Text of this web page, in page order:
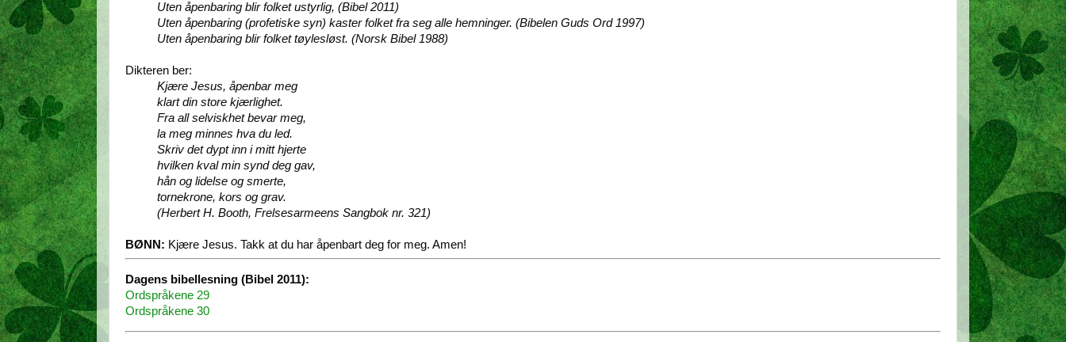
Uten åpenbaring blir folket ustyrlig, (Bibel 2011)
Uten åpenbaring (profetiske syn) kaster folket fra seg alle hemninger. (Bibelen Guds Ord 1997)
Uten åpenbaring blir folket tøylesløst. (Norsk Bibel 1988)
Dikteren ber:
Kjære Jesus, åpenbar meg
klart din store kjærlighet.
Fra all selviskhet bevar meg,
la meg minnes hva du led.
Skriv det dypt inn i mitt hjerte
hvilken kval min synd deg gav,
hån og lidelse og smerte,
tornekrone, kors og grav.
(Herbert H. Booth, Frelsesarmeens Sangbok nr. 321)
BØNN: Kjære Jesus. Takk at du har åpenbart deg for meg. Amen!
Dagens bibellesning (Bibel 2011):
Ordspråkene 29
Ordspråkene 30